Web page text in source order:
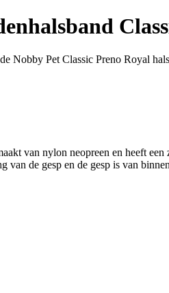
Nobby Pet Classic Preno Royal
van nylon neopreen en heeft
van de gesp en de gesp is van